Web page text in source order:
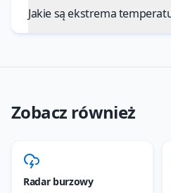
Jakie są ekstrema
Zobacz również
Radar burzowy